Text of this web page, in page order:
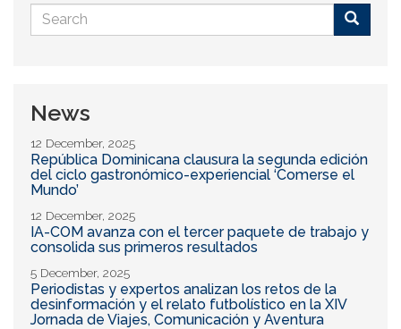
Search
form
News
12 December, 2025
República Dominicana clausura la segunda edición
del ciclo gastronómico-experiencial ‘Comerse el
Mundo’
12 December, 2025
IA-COM avanza con el tercer paquete de trabajo y
consolida sus primeros resultados
5 December, 2025
Periodistas y expertos analizan los retos de la
desinformación y el relato futbolístico en la XIV
Jornada de Viajes, Comunicación y Aventura